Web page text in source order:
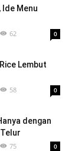
Ide Menu
62 0
Lembut
58 0
dengan
75 0